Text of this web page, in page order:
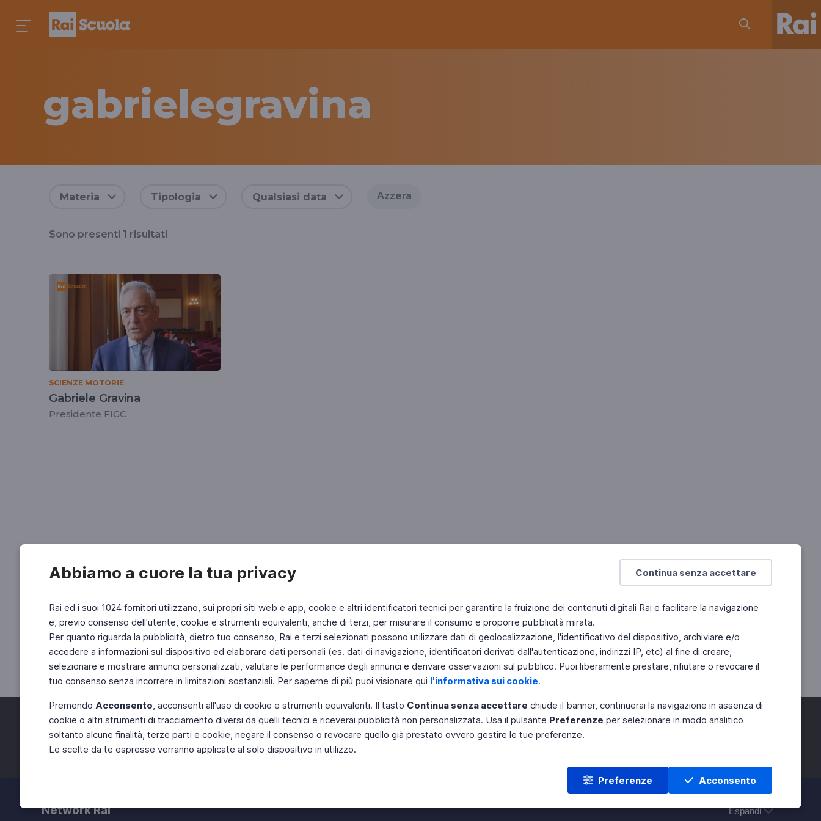
Continua senza accettare
Abbiamo a cuore la tua privacy
Rai ed i suoi 1024 fornitori utilizzano, sui propri siti web e app, cookie e altri identificatori tecnici per garantire la fruizione dei contenuti digitali Rai e facilitare la navigazione
e, previo consenso dell'utente, cookie e strumenti equivalenti, anche di terzi, per misurare il consumo e proporre pubblicità mirata.
Per quanto riguarda la pubblicità, dietro tuo consenso, Rai e terzi selezionati possono utilizzare dati di geolocalizzazione, l'identificativo del dispositivo, archiviare e/o
accedere a informazioni sul dispositivo ed elaborare dati personali (es. dati di navigazione, identificatori derivati dall'autenticazione, indirizzi IP, etc) al fine di creare,
selezionare e mostrare annunci personalizzati, valutare le performance degli annunci e derivare osservazioni sul pubblico. Puoi liberamente prestare, rifiutare o revocare il
tuo consenso senza incorrere in limitazioni sostanziali. Per saperne di più puoi visionare qui l'informativa sui cookie.
Premendo Acconsento, acconsenti all'uso di cookie e strumenti equivalenti. Il tasto Continua senza accettare chiude il banner, continuerai la navigazione in assenza di
cookie o altri strumenti di tracciamento diversi da quelli tecnici e riceverai pubblicità non personalizzata. Usa il pulsante Preferenze per selezionare in modo analitico
soltanto alcune finalità, terze parti e cookie, negare il consenso o revocare quello già prestato ovvero gestire le tue preferenze.
Le scelte da te espresse verranno applicate al solo dispositivo in utilizzo.
Preferenze Acconsento
gabrielegravina
tag
gabrielegravina
Materia Tipologia Qualsiasi data Azzera
Sono presenti 1 risultati
SCIENZE MOTORIE
Gabriele Gravina
Presidente FIGC
Facebook Twitter Instagram